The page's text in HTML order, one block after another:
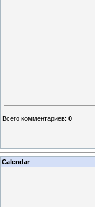
Всего комментариев: 0
Calendar